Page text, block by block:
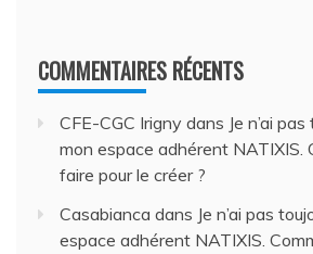
COMMENTAIRES RÉCENTS
CFE-CGC Irigny dans Je n’ai
mon espace adhérent NATIXIS.
faire pour le créer ?
Casabianca dans Je n’ai pas
espace adhérent NATIXIS.